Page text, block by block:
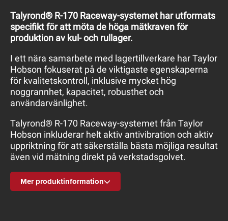
Talyrond® R-170 Raceway-systemet har utformats
specifikt för att möta de höga mätkraven för
produktion av kul- och rullager.
I ett nära samarbete med lagertillverkare har Taylor
Hobson fokuserat på de viktigaste egenskaperna
för kvalitetskontroll, inklusive mycket hög
noggrannhet, kapacitet, robusthet och
användarvänlighet.
Talyrond® R-170 Raceway-systemet från Taylor
Hobson inkluderar helt aktiv antivibration och aktiv
uppriktning för att säkerställa bästa möjliga resultat
även vid mätning direkt på verkstadsgolvet.
Mer produktinformation